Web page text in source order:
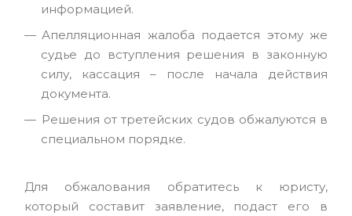
информацией.
Апелляционная жалоба подается этому же
судье до вступления решения в законную
силу, кассация – после начала действия
документа.
Решения от третейских судов обжалуются в
специальном порядке.
Для обжалования обратитесь к юристу,
который составит заявление, подаст его в